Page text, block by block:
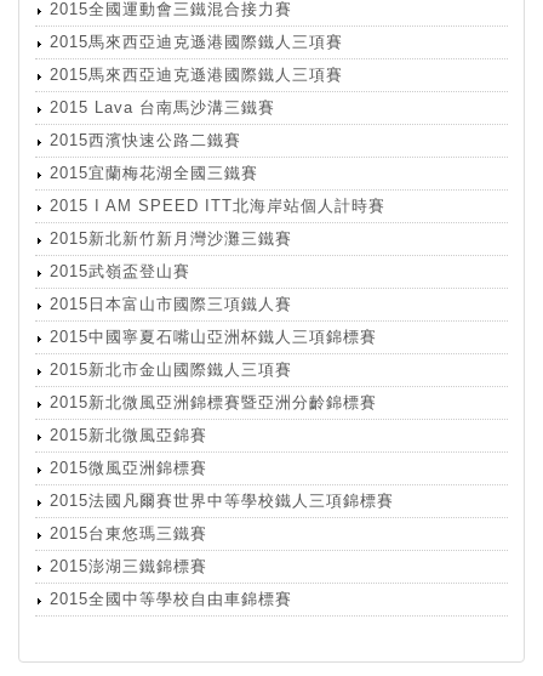
2015全國運動會三鐵混合接力賽
2015馬來西亞迪克遜港國際鐵人三項賽
2015馬來西亞迪克遜港國際鐵人三項賽
2015 Lava 台南馬沙溝三鐵賽
2015西濱快速公路二鐵賽
2015宜蘭梅花湖全國三鐵賽
2015 I AM SPEED ITT北海岸站個人計時賽
2015新北新竹新月灣沙灘三鐵賽
2015武嶺盃登山賽
2015日本富山市國際三項鐵人賽
2015中國寧夏石嘴山亞洲杯鐵人三項錦標賽
2015新北市金山國際鐵人三項賽
2015新北微風亞洲錦標賽暨亞洲分齡錦標賽
2015新北微風亞錦賽
2015微風亞洲錦標賽
2015法國凡爾賽世界中等學校鐵人三項錦標賽
2015台東悠瑪三鐵賽
2015澎湖三鐵錦標賽
2015全國中等學校自由車錦標賽